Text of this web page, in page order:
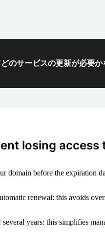
のサービスの更新が必要か
losing access
domain before the expiration
renewal: this avoids
years: this simplifies